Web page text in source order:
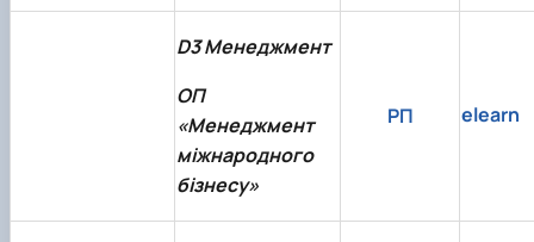
D3 Менеджмент
ОП
«Менеджмент
міжнародного
бізнесу»
РП elearn